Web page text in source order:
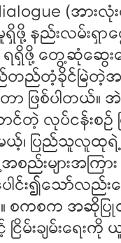
(အားလုံး
နည်းလမ်းရှာဖွ
ရှိဖို့ တွေ့ဆုံဆွေးနွ
တည်တံ့ခိုင်မြဲတဲ့အ
ဖြစ်ပါတယ်။
င်တဲ့ လုပ်ငန်းစဉ် ဖ
မယ့်၊ ပြည်သူလူထု
ည်းများအကြာ
ါင်း၍သော်လည်း
။ စကစက အဆိုပြု
ြိမ်းချမ်းရေး